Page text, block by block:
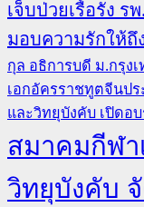
เจ็บป่วยเรื้อรัง
มอบความรักให้ถึ
กุล อธิการบดี ม.กรุง
เอกอัครราชทูตจีนปร
และวิทยุบังคับ เปิดอ
สมาคมกีฬา
วิทยุบังคับ